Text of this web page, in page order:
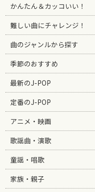
かんたん＆カッコいい！
難しい曲にチャレンジ！
曲のジャンルから探す
季節のおすすめ
最新のJ-POP
定番のJ-POP
アニメ・映画
歌謡曲・演歌
童謡・唱歌
家族・親子